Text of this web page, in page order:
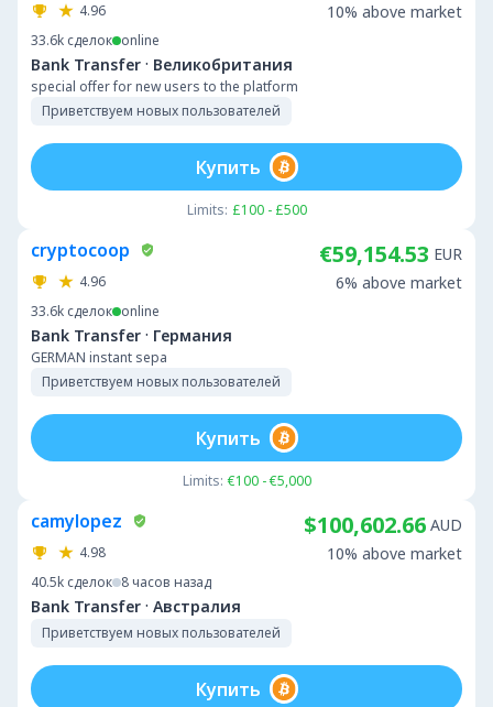
4.96
33.6k сделок online
Bank Transfer · Великобритания
special offer for new users to the platform
Приветствуем новых пользователей
10% above market
Limits: £100 - £500
Купить
cryptocoop
4.96
33.6k сделок online
Bank Transfer · Германия
GERMAN instant sepa
Приветствуем новых пользователей
€59,154.53 EUR
6% above market
Limits: €100 - €5,000
Купить
camylopez
4.98
40.5k сделок 8 часов назад
Bank Transfer · Австралия
Приветствуем новых пользователей
$100,602.66 AUD
10% above market
Купить